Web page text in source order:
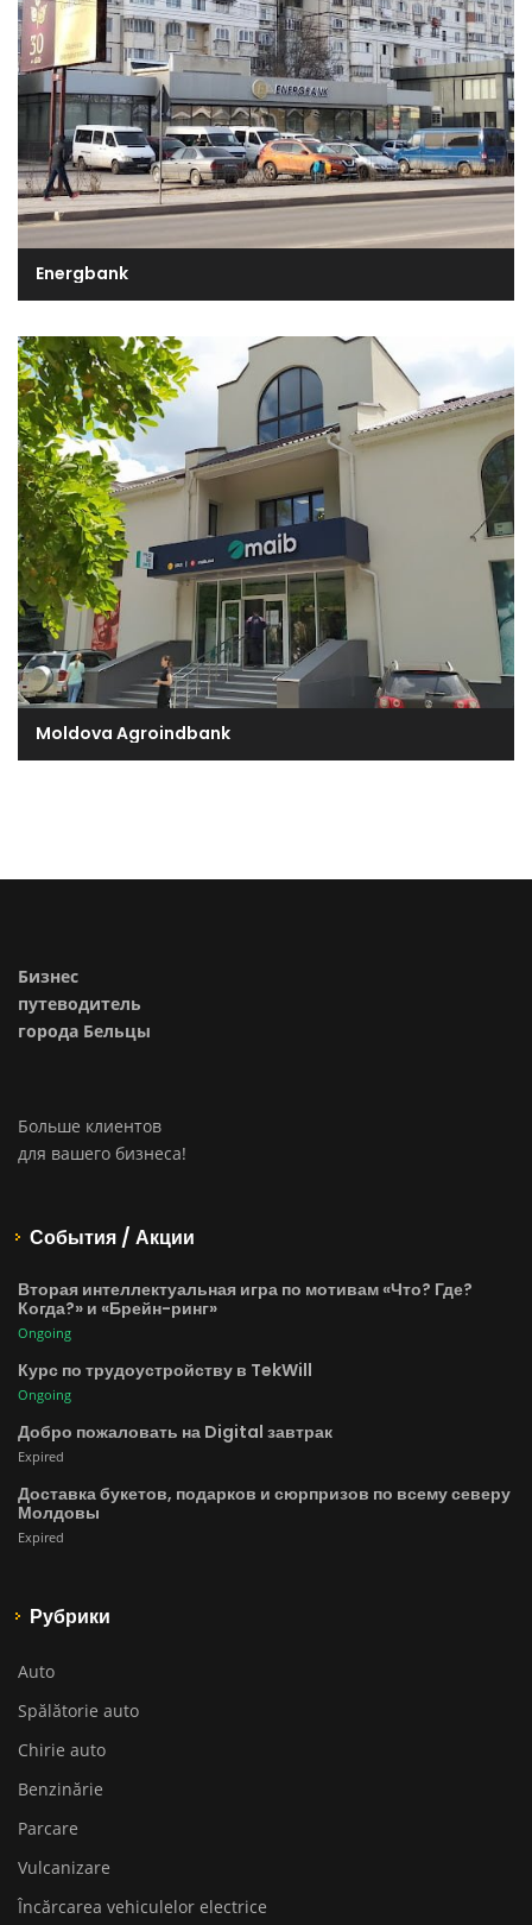
Energbank
Moldova Agroindbank
Бизнес
путеводитель
города Бельцы
Больше клиентов
для вашего бизнеса!
События / Акции
Вторая интеллектуальная игра по мотивам «Что? Где?
Когда?» и «Брейн-ринг»
Ongoing
Курс по трудоустройству в TekWill
Ongoing
Добро пожаловать на Digital завтрак
Expired
Доставка букетов, подарков и сюрпризов по всему северу
Молдовы
Expired
Рубрики
Auto
Spălătorie auto
Chirie auto
Benzinărie
Parcare
Vulcanizare
Încărcarea vehiculelor electrice